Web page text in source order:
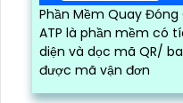
Phần Mềm Quay
ATP là phần mềm có
diện và dọc mã QR/
được mã vận đơn